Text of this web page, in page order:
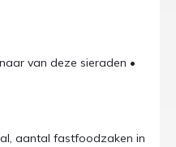
van deze sieraden •
aantal fastfoodzaken in